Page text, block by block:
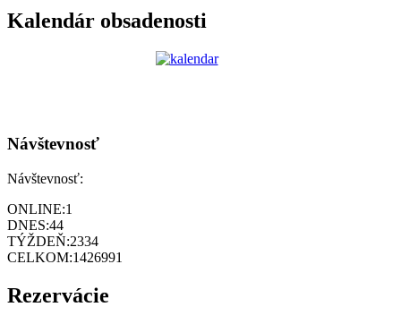
Kalendár obsadenosti
Návštevnosť
Návštevnosť:
ONLINE:1
DNES:44
TÝŽDEŇ:2334
CELKOM:1426991
Rezervácie